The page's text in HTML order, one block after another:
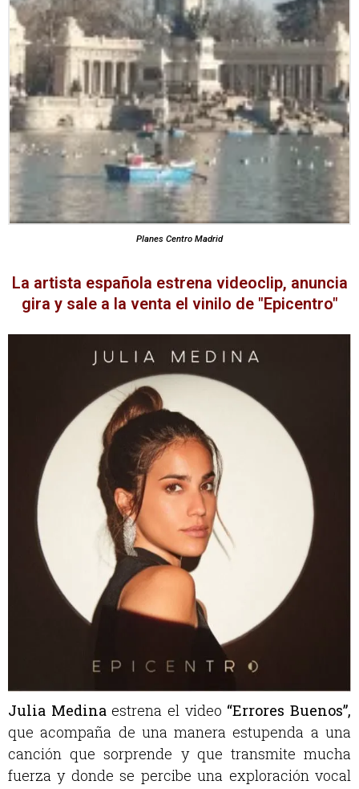
Planes Centro Madrid
La artista española estrena videoclip, anuncia
gira y sale a la venta el vinilo de "Epicentro"
Julia Medinaestrena el video “Errores Buenos”,
que acompaña de una manera estupenda a una
canción que sorprende y que transmite mucha
fuerza y donde se percibe una exploración vocal